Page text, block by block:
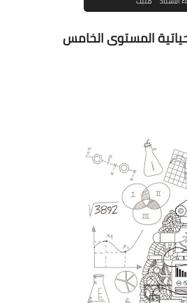
المستوى الخامس